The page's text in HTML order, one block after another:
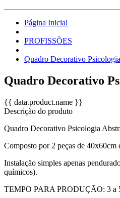
Página Inicial
PROFISSÕES
Quadro Decorativo
Quadro Decorativo
{{ data.product.name }}
Descrição do produto
Quadro Decorativo Psicologia
Composto por 2 peças de
Instalação simples apenas
químicos).
TEMPO PARA PRODUÇÃO: 3 a